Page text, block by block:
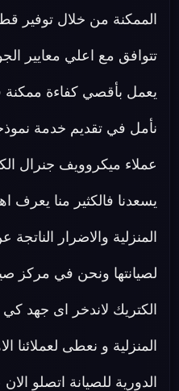
الممكنة من خلال توفير
تتوافق مع اعلي معايير
يعمل بأقصي كفاءة
نأمل في تقديم خدمة
عملاء ميكروويف جنرال
يسعدنا فالكثير منا يعرف
المنزلية والاضرار
لصيانتها ونحن في مركز
الكتريك لاندخر اى جهد
المنزلية و نعطى لعملائنا
الدورية للصيانة اتصلو